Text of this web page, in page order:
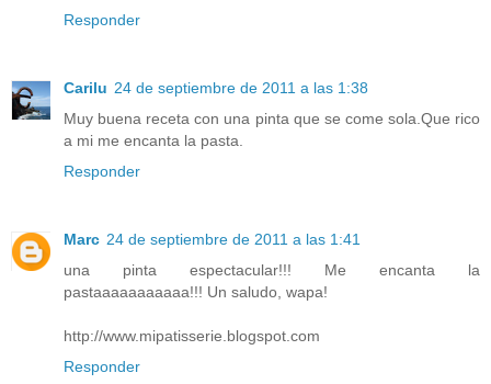
Responder
Carilu 24 de septiembre de 2011 a las 1:38
Muy buena receta con una pinta que se come sola.Que rico
a mi me encanta la pasta.
Responder
Marc 24 de septiembre de 2011 a las 1:41
una pinta espectacular!!! Me encanta la
pastaaaaaaaaaaa!!! Un saludo, wapa!
http://www.mipatisserie.blogspot.com
Responder